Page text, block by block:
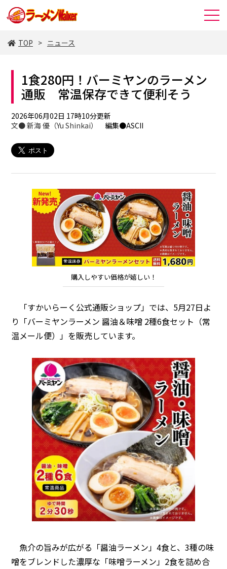
TOP ニュース
1食280円！バーミヤンのラーメン
通販 常温保存できて便利そう
2026年06月02日 17時10分更新
文●新海 優（Yu Shinkai） 編集●ASCII
購入しやすい価格が嬉しい！
「すかいらーく公式通販ショップ」では、5月27日よ
り「バーミヤンラーメン 醤油＆味噌 2種6食セット（常
温メール便）」を販売しています。
魚介の旨みが広がる「醤油ラーメン」4食と、3種の味
噌をブレンドした濃厚な「味噌ラーメン」2食を詰め合